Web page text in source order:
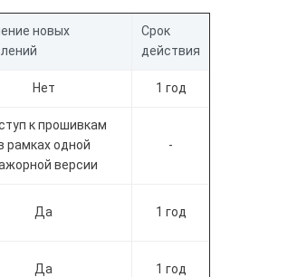
новых
Срок
действия
Нет 1 год
к прошивкам
рамках одной
версии
-
Да 1 год
Да 1 год